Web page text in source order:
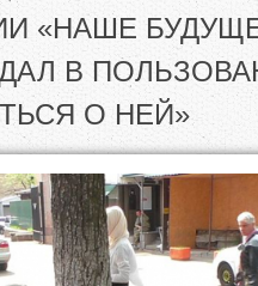
«НАШЕ
В
О НЕЙ»